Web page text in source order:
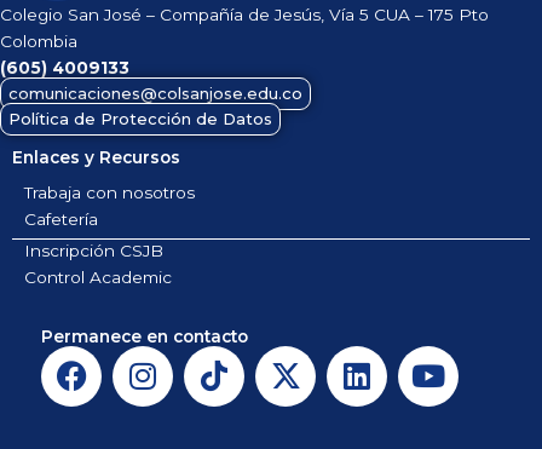
Colegio San José – Compañía de Jesús, Vía 5 CUA – 175 Pto
Colombia
(605) 4009133
comunicaciones@colsanjose.edu.co
Política de Protección de Datos
Enlaces y Recursos
Trabaja con nosotros
Cafetería
Inscripción CSJB
Control Academic
Permanece en contacto
F
a
I
n
T
i
X
-
L
i
Y
o